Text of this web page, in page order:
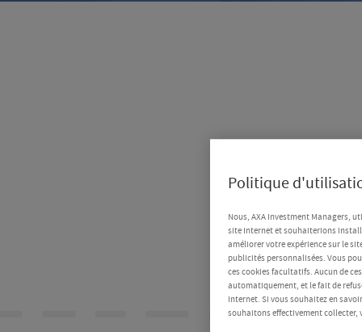
Politique
Nous, AXA Investment Managers,
site Internet et souhaiterions
améliorer votre expérience sur le
publicités personnalisées. Vous
ces cookies facultatifs. Aucun de
automatiquement, et le fait de
Internet. Si vous souhaitez en
souhaitons effectivement collecter,